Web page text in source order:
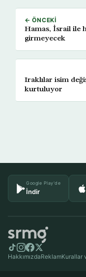
← ÖNCEKI
Hamas, İsrail ile
girmeyecek
Iraklılar isim
kurtuluyor
Google Play'de
İndir
HakkımızdaReklamKurallar